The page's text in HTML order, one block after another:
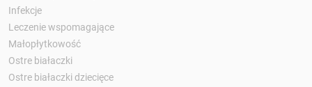
Infekcje
Leczenie wspomagające
Małopłytkowość
Ostre białaczki
Ostre białaczki dziecięce